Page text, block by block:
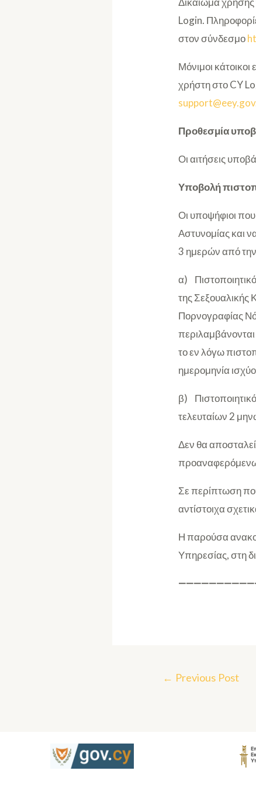
Login.
στον σύνδεσμο
Μόνιμοι
χρήστη στο CY
Προθεσμία
Οι αιτήσεις
Υποβολή
Οι υποψήφιοι
Αστυνομίας και
3 ημερών από
α)
της Σεξουαλικής
Πορνογραφίας
περιλαμβάνονται
το εν λόγω
ημερομηνία
β)
τελευταίων 2
Δεν θα
Σε περίπτωση
αντίστοιχα
Η παρούσα
Υπηρεσίας, στη
← Previous Post